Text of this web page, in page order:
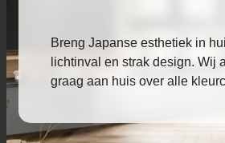
Breng Japanse esthetiek in
lichtinval en strak design. Wij
graag aan huis over alle